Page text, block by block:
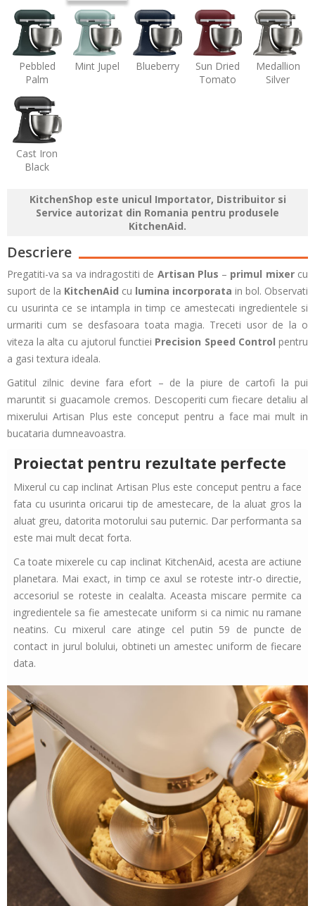
Pebbled
Palm
Mint Jupel Blueberry
Sun Dried
Tomato
Medallion
Silver
Cast Iron
Black
KitchenShop este unicul Importator, Distribuitor si
Service autorizat din Romania pentru produsele
KitchenAid.
Descriere
Pregatiti-va sa va indragostiti de Artisan Plus – primul mixercu
suport de la KitchenAid cu lumina incorporata in bol. Observati
cu usurinta ce se intampla in timp ce amestecati ingredientele si
urmariti cum se desfasoara toata magia. Treceti usor de la o
viteza la alta cu ajutorul functiei Precision Speed Control pentru
a gasi textura ideala.
Gatitul zilnic devine fara efort – de la piure de cartofi la pui
maruntit si guacamole cremos. Descoperiti cum fiecare detaliu al
mixerului Artisan Plus este conceput pentru a face mai mult in
bucataria dumneavoastra.
Proiectat pentru rezultate perfecte
Mixerul cu cap inclinat Artisan Plus este conceput pentru a face
fata cu usurinta oricarui tip de amestecare, de la aluat gros la
aluat greu, datorita motorului sau puternic. Dar performanta sa
este mai mult decat forta.
Ca toate mixerele cu cap inclinat KitchenAid, acesta are actiune
planetara. Mai exact, in timp ce axul se roteste intr-o directie,
accesoriul se roteste in cealalta. Aceasta miscare permite ca
ingredientele sa fie amestecate uniform si ca nimic nu ramane
neatins. Cu mixerul care atinge cel putin 59 de puncte de
contact in jurul bolului, obtineti un amestec uniform de fiecare
data.